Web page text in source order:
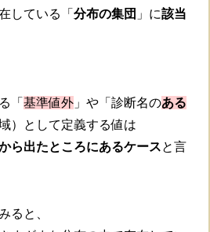
している「分布の集団 」に該当
「基準値外 」や「診断名のある
）として定義する値は
ら出たところにあるケースと言
ると、